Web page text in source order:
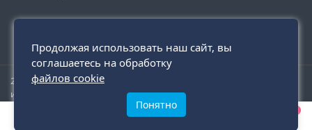
0
2015 - 2026 © santehmoskva.ru — интернет-магазин сантехники
инженерной и бытовой.
Продолжая использовать наш сайт, вы
соглашаетесь на обработку
файлов cookie
Понятно